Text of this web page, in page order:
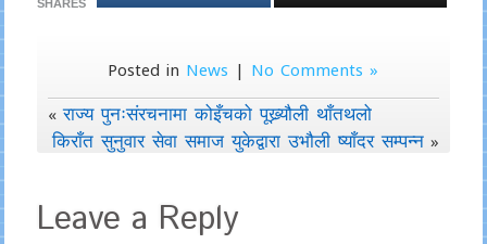
SHARES
Posted in News | No Comments »
«राज्य पुनःसंरचनामा कोइँचको पूख्र्यौली थाँतथलो
किराँत सुनुवार सेवा समाज युकेद्वारा उभौली ष्याँदर सम्पन्न »
Leave a Reply